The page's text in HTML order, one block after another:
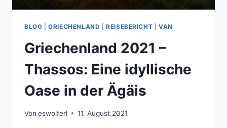
BLOG |GRIECHENLAND |REISEBERICHT |VAN
Griechenland 2021 –
Thassos: Eine idyllische
Oase in der Ägäis
Von eswolferl 11. August 2021